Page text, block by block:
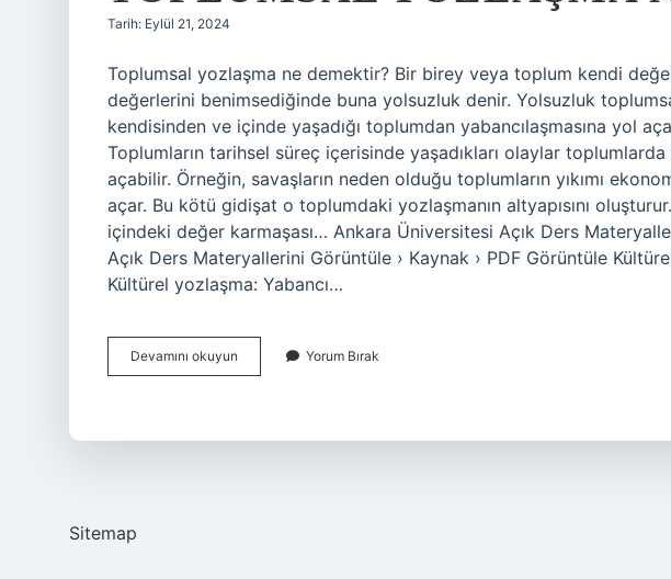
Tarih: Eylül 21, 2024
Toplumsal yozlaşma ne demektir? Bir birey veya toplum kendi
değerlerini benimsediğinde buna yolsuzluk denir. Yolsuzluk
kendisinden ve içinde yaşadığı toplumdan yabancılaşmasına yol
Toplumların tarihsel süreç içerisinde yaşadıkları olaylar
açabilir. Örneğin, savaşların neden olduğu toplumların yıkımı
açar. Bu kötü gidişat o toplumdaki yozlaşmanın altyapısını
içindeki değer karmaşası… Ankara Üniversitesi Açık Ders
Açık Ders Materyallerini Görüntüle › Kaynak › PDF Görüntüle
Kültürel yozlaşma: Yabancı…
Devamını okuyun Toplumsal
Yozlaşma
Yorum Bırak
Sitemap